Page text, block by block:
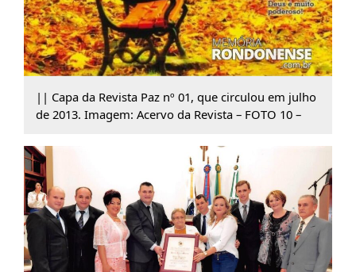
|| Capa da Revista Paz nº 01, que circulou em julho
de 2013. Imagem: Acervo da Revista – FOTO 10 –